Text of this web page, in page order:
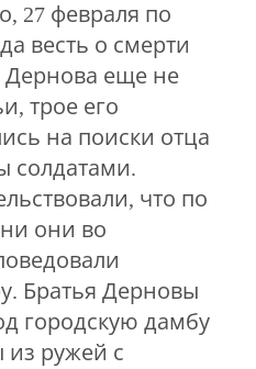
27 февраля по
весть о смерти
Дернова еще не
трое его
на поиски отца
солдатами.
что по
они во
Братья Дерновы
городскую дамбу
из ружей с